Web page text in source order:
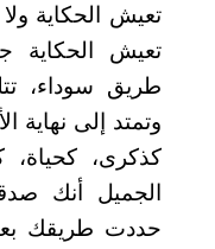
تعيش الحكاية
تعيش الحكاية
طريق سوداء،
وتمتد إلى نهاية
كذكرى،
الجميل أنك
حددت طريقك